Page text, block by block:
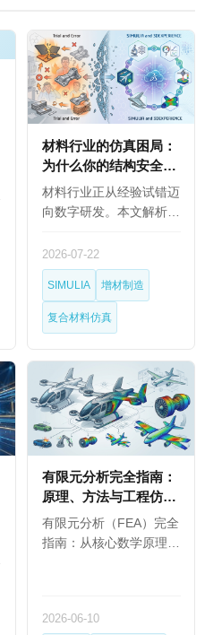
材料行业的仿真困局：
为什么你的结构安全设
计总靠试错？
材料行业正从经验试错迈
向数字研发。本文解析
2026-07-22
SIMULIA 增材制造
复合材料仿真
有限元分析完全指南：
原理、方法与工程仿真
软件选型（2026）
有限元分析（FEA）完全
指南：从核心数学原理…
2026-06-10